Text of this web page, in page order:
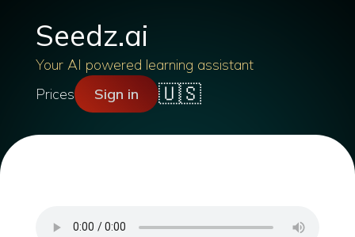
Seedz.ai
Your AI powered learning assistant
Prices
Sign in 🇺🇸